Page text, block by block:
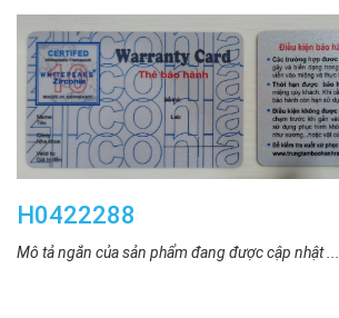
H0422288
Mô tả ngắn của sản phẩm đang được cập nhật ...